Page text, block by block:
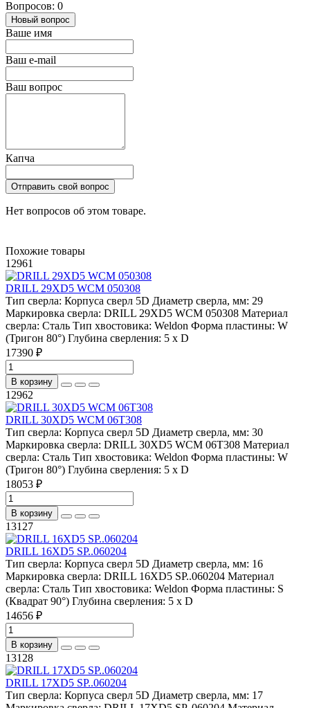
Вопросов: 0
Новый вопрос
Ваше имя
Ваш e-mail
Ваш вопрос
Капча
Отправить свой вопрос
Нет вопросов об этом товаре.
Похожие товары
12961
DRILL 29XD5 WCM 050308
Тип сверла: Корпуса сверл 5D Диаметр сверла, мм: 29
Маркировка сверла: DRILL 29XD5 WCM 050308 Материал
сверла: Сталь Тип хвостовика: Weldon Форма пластины: W
(Тригон 80°) Глубина сверления: 5 x D
17390 ₽
В корзину
12962
DRILL 30XD5 WCM 06T308
Тип сверла: Корпуса сверл 5D Диаметр сверла, мм: 30
Маркировка сверла: DRILL 30XD5 WCM 06T308 Материал
сверла: Сталь Тип хвостовика: Weldon Форма пластины: W
(Тригон 80°) Глубина сверления: 5 x D
18053 ₽
В корзину
13127
DRILL 16XD5 SP..060204
Тип сверла: Корпуса сверл 5D Диаметр сверла, мм: 16
Маркировка сверла: DRILL 16XD5 SP..060204 Материал
сверла: Сталь Тип хвостовика: Weldon Форма пластины: S
(Квадрат 90°) Глубина сверления: 5 x D
14656 ₽
В корзину
13128
DRILL 17XD5 SP..060204
Тип сверла: Корпуса сверл 5D Диаметр сверла, мм: 17